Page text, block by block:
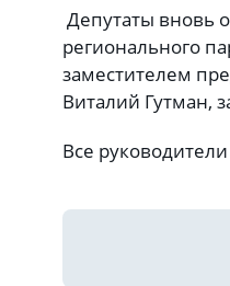
Депутаты вновь
регионального
заместителем
Виталий Гутман,
Все